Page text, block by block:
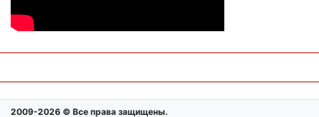
2009-2026 © Все права защищены.